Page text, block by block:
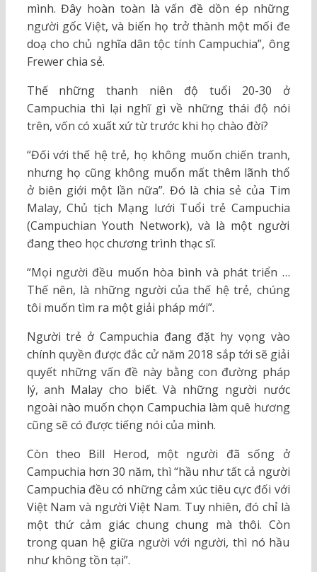
mình. Đây hoàn toàn là vấn đề dồn ép những
người gốc Việt, và biến họ trở thành một mối đe
doạ cho chủ nghĩa dân tộc tính Campuchia”, ông
Frewer chia sẻ.
Thế những thanh niên độ tuổi 20-30 ở
Campuchia thì lại nghĩ gì về những thái độ nói
trên, vốn có xuất xứ từ trước khi họ chào đời?
“Đối với thế hệ trẻ, họ không muốn chiến tranh,
nhưng họ cũng không muốn mất thêm lãnh thổ
ở biên giới một lần nữa”. Đó là chia sẻ của Tim
Malay, Chủ tịch Mạng lưới Tuổi trẻ Campuchia
(Campuchian Youth Network), và là một người
đang theo học chương trình thạc sĩ.
“Mọi người đều muốn hòa bình và phát triển …
Thế nên, là những người của thế hệ trẻ, chúng
tôi muốn tìm ra một giải pháp mới”.
Người trẻ ở Campuchia đang đặt hy vọng vào
chính quyền được đắc cử năm 2018 sắp tới sẽ giải
quyết những vấn đề này bằng con đường pháp
lý, anh Malay cho biết. Và những người nước
ngoài nào muốn chọn Campuchia làm quê hương
cũng sẽ có được tiếng nói của mình.
Còn theo Bill Herod, một người đã sống ở
Campuchia hơn 30 năm, thì “hầu như tất cả người
Campuchia đều có những cảm xúc tiêu cực đối với
Việt Nam và người Việt Nam. Tuy nhiên, đó chỉ là
một thứ cảm giác chung chung mà thôi. Còn
trong quan hệ giữa người với người, thì nó hầu
như không tồn tại”.